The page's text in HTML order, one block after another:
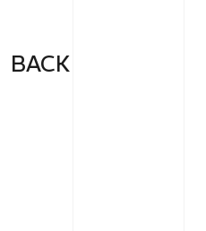
BACK